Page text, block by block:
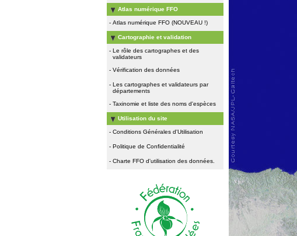
Atlas numérique FFO
- Atlas numérique FFO (NOUVEAU !)
Cartographie et validation
- Le rôle des cartographes et des
validateurs
- Vérification des données
- Les cartographes et validateurs par
départements
- Taxinomie et liste des noms d'espèces
Utilisation du site
- Conditions Générales d'Utilisation
- Politique de Confidentialité
- Charte FFO d'utilisation des données.